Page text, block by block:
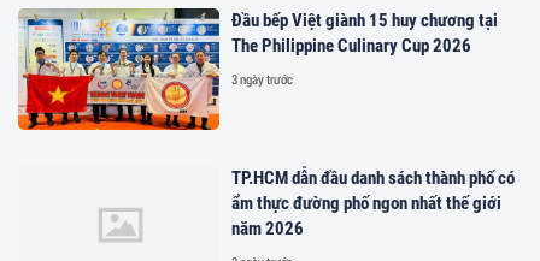
Đầu bếp Việt giành 15 huy chương tại
The Philippine Culinary Cup 2026
3 ngày trước
TP.HCM dẫn đầu danh sách thành phố có
ẩm thực đường phố ngon nhất thế giới
năm 2026